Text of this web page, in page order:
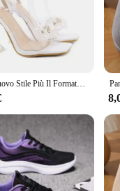
2023 Nuovo Stile Più Il Formato Scarpe da Donna Trasparente Perla Diamante Arco Sandali Tacco Alto Suola in Gomma Calzature Comode da Donna